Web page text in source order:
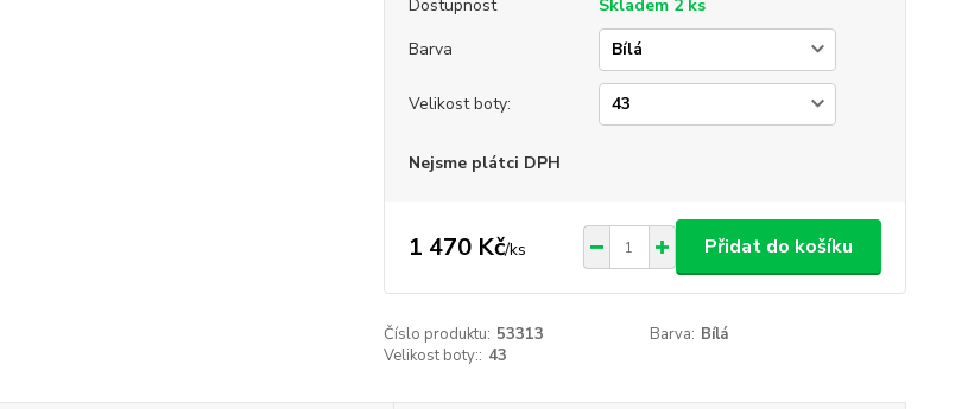
Dostupnost
Skladem 2 ks
Barva
Velikost boty:
Nejsme plátci DPH
1 470 Kč/ks Přidat do košíku
Číslo produktu: 53313 Barva: Bílá
Velikost boty:: 43